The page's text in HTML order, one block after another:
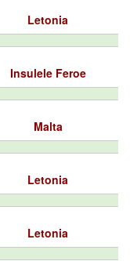
Letonia
Insulele Feroe
Malta
Letonia
Letonia